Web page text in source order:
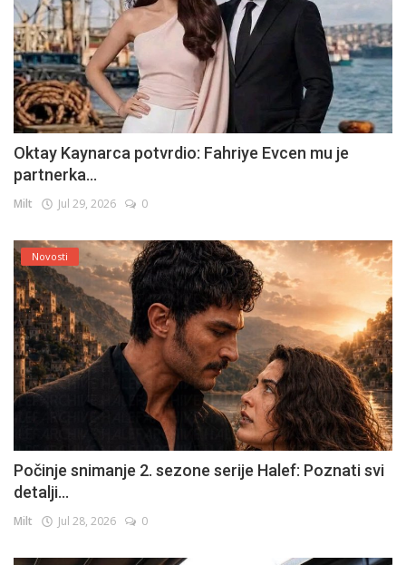
Oktay Kaynarca potvrdio: Fahriye Evcen mu je
partnerka...
Milt Jul 29, 2026 0
Novosti
Počinje snimanje 2. sezone serije Halef: Poznati svi
detalji...
Milt Jul 28, 2026 0